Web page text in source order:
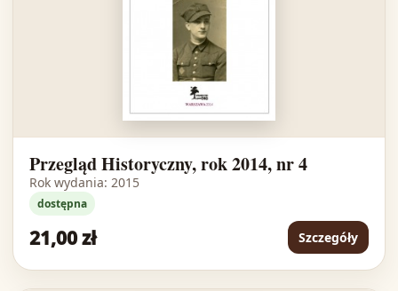
Przegląd Historyczny, rok 2014, nr 4
Rok wydania: 2015
dostępna
21,00 zł Szczegóły